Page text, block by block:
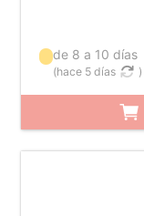
de 8 a 10 días
(hace 5 días )